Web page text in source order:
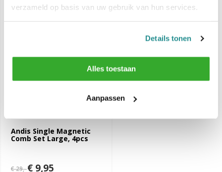
verzameld op basis van uw gebruik van hun services.
Details tonen
Alles toestaan
Aanpassen
Andis Single Magnetic
Comb Set Large, 4pcs
-66%
€ 29,-€ 9,95